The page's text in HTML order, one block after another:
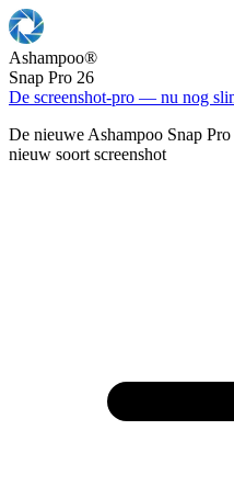
Ashampoo®
Snap Pro 26
De screenshot-pro — nu nog
De nieuwe Ashampoo Snap
nieuw soort screenshot